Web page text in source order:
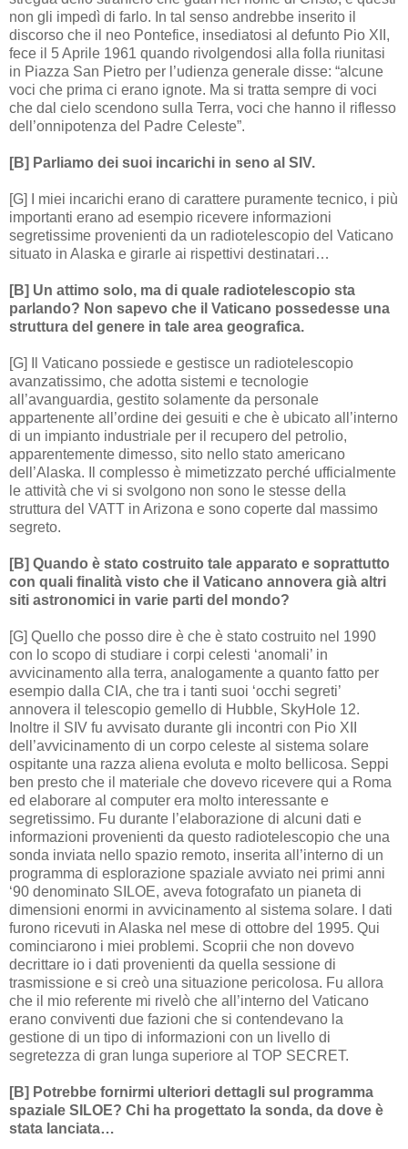
non gli impedì di farlo. In tal senso andrebbe inserito il
discorso che il neo Pontefice, insediatosi al defunto Pio XII,
fece il 5 Aprile 1961 quando rivolgendosi alla folla riunitasi
in Piazza San Pietro per l’udienza generale disse: “alcune
voci che prima ci erano ignote. Ma si tratta sempre di voci
che dal cielo scendono sulla Terra, voci che hanno il riflesso
dell’onnipotenza del Padre Celeste”.
[B] Parliamo dei suoi incarichi in seno al SIV.
[G] I miei incarichi erano di carattere puramente tecnico, i più
importanti erano ad esempio ricevere informazioni
segretissime provenienti da un radiotelescopio del Vaticano
situato in Alaska e girarle ai rispettivi destinatari…
[B] Un attimo solo, ma di quale radiotelescopio sta
parlando? Non sapevo che il Vaticano possedesse una
struttura del genere in tale area geografica.
[G] Il Vaticano possiede e gestisce un radiotelescopio
avanzatissimo, che adotta sistemi e tecnologie
all’avanguardia, gestito solamente da personale
appartenente all’ordine dei gesuiti e che è ubicato all’interno
di un impianto industriale per il recupero del petrolio,
apparentemente dimesso, sito nello stato americano
dell’Alaska. Il complesso è mimetizzato perché ufficialmente
le attività che vi si svolgono non sono le stesse della
struttura del VATT in Arizona e sono coperte dal massimo
segreto.
[B] Quando è stato costruito tale apparato e soprattutto
con quali finalità visto che il Vaticano annovera già altri
siti astronomici in varie parti del mondo?
[G] Quello che posso dire è che è stato costruito nel 1990
con lo scopo di studiare i corpi celesti ‘anomali’ in
avvicinamento alla terra, analogamente a quanto fatto per
esempio dalla CIA, che tra i tanti suoi ‘occhi segreti’
annovera il telescopio gemello di Hubble, SkyHole 12.
Inoltre il SIV fu avvisato durante gli incontri con Pio XII
dell’avvicinamento di un corpo celeste al sistema solare
ospitante una razza aliena evoluta e molto bellicosa. Seppi
ben presto che il materiale che dovevo ricevere qui a Roma
ed elaborare al computer era molto interessante e
segretissimo. Fu durante l’elaborazione di alcuni dati e
informazioni provenienti da questo radiotelescopio che una
sonda inviata nello spazio remoto, inserita all’interno di un
programma di esplorazione spaziale avviato nei primi anni
‘90 denominato SILOE, aveva fotografato un pianeta di
dimensioni enormi in avvicinamento al sistema solare. I dati
furono ricevuti in Alaska nel mese di ottobre del 1995. Qui
cominciarono i miei problemi. Scoprii che non dovevo
decrittare io i dati provenienti da quella sessione di
trasmissione e si creò una situazione pericolosa. Fu allora
che il mio referente mi rivelò che all’interno del Vaticano
erano conviventi due fazioni che si contendevano la
gestione di un tipo di informazioni con un livello di
segretezza di gran lunga superiore al TOP SECRET.
[B] Potrebbe fornirmi ulteriori dettagli sul programma
spaziale SILOE? Chi ha progettato la sonda, da dove è
stata lanciata…